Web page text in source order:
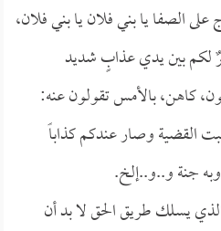
الصفا يا بني فلان يا بني فلان،
لكم بين يدي عذابٍ شديد
كاهن، بالأمس تقولون عنه:
القضية وصار عندكم كذاباً
جنة و..و..إلخ.
يسلك طريق الحق لا بد أن